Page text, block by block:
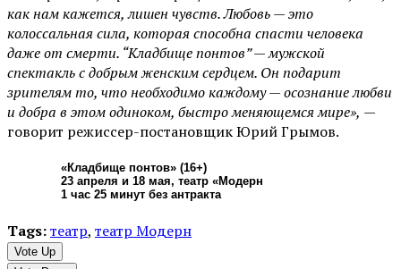
как нам кажется, лишен чувств. Любовь — это
колоссальная сила, которая способна спасти человека
даже от смерти. “Кладбище понтов” — мужской
спектакль с добрым женским сердцем. Он подарит
зрителям то, что необходимо каждому — осознание любви
и добра в этом одиноком, быстро меняющемся мире», —
говорит режиссер-постановщик Юрий Грымов.
«Кладбище понтов» (16+)
23 апреля и 18 мая, театр «Модерн
1 час 25 минут без антракта
Tags:театр, театр Модерн
Vote Up